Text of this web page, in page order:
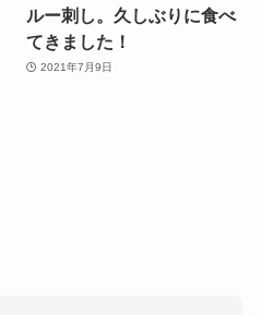
ルー刺し。久しぶりに食べ
てきました！
2021年7月9日